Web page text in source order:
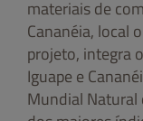
materiais de
Cananéia, local
projeto, integra
Iguape e
Mundial Natural